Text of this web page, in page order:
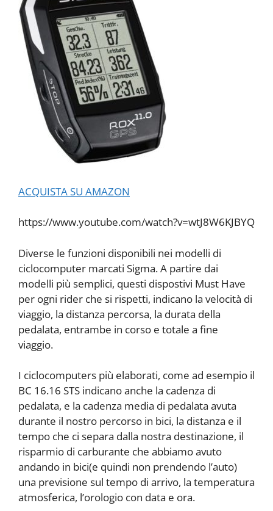
ACQUISTA SU AMAZON
https://www.youtube.com/watch?v=wtJ8W6KJBYQ
Diverse le funzioni disponibili nei modelli di
ciclocomputer marcati Sigma. A partire dai
modelli più semplici, questi dispostivi Must Have
per ogni rider che si rispetti, indicano la velocità di
viaggio, la distanza percorsa, la durata della
pedalata, entrambe in corso e totale a fine
viaggio.
I ciclocomputers più elaborati, come ad esempio il
BC 16.16 STS indicano anche la cadenza di
pedalata, e la cadenza media di pedalata avuta
durante il nostro percorso in bici, la distanza e il
tempo che ci separa dalla nostra destinazione, il
risparmio di carburante che abbiamo avuto
andando in bici(e quindi non prendendo l’auto)
una previsione sul tempo di arrivo, la temperatura
atmosferica, l’orologio con data e ora.